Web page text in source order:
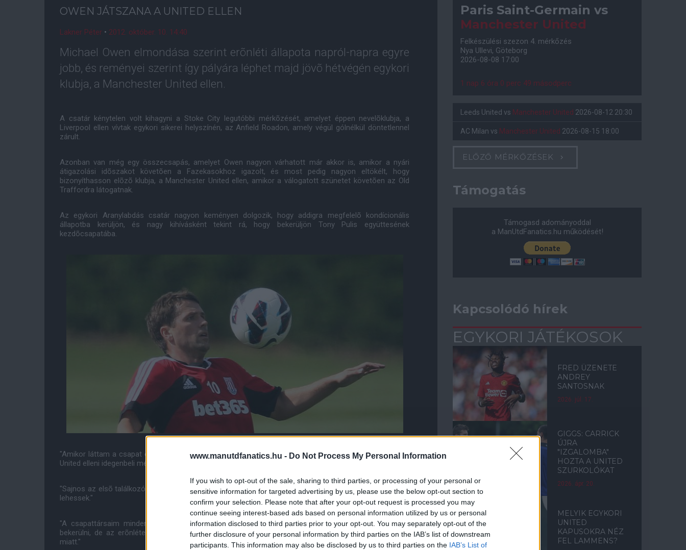
www.manutdfanatics.hu - Do Not Process My Personal Information
If you wish to opt-out of the sale, sharing to third parties, or processing of your personal or
sensitive information for targeted advertising by us, please use the below opt-out section to
confirm your selection. Please note that after your opt-out request is processed you may
continue seeing interest-based ads based on personal information utilized by us or personal
information disclosed to third parties prior to your opt-out. You may separately opt-out of the
further disclosure of your personal information by third parties on the IAB’s list of downstream
participants. This information may also be disclosed by us to third parties on the IAB’s List of
OWEN JÁTSZANA A UNITED ELLEN
Lakner Péter • 2012. október. 10. 14:40
Michael Owen elmondása szerint erõnléti állapota napról-napra egyre
jobb, és reményei szerint így pályára léphet majd jövõ hétvégén egykori
klubja, a Manchester United ellen.
A csatár kénytelen volt kihagyni a Stoke City legutóbbi mérkõzését, amelyet éppen nevelõklubja, a
Liverpool ellen vívtak egykori sikerei helyszínén, az Anfield Roadon, amely végül gólnélkül döntetlennel
zárult.
Azonban van még egy összecsapás, amelyet Owen nagyon várhatott már akkor is, amikor a nyári
átigazolási idõszakot követõen a Fazekasokhoz igazolt, és most pedig nagyon eltökélt, hogy
bizonyíthasson elõzõ klubja, a Manchester United ellen, amikor a válogatott szünetet követõen az Old
Traffordra látogatnak.
Az egykori Aranylabdás csatár nagyon keményen dolgozik, hogy addigra megfelelõ kondícionális
állapotba kerüljön, és nagy kihívásként tekint rá, hogy bekerüljön Tony Pulis együttesének
kezdõcsapatába.
"Amikor láttam a csapat októberi párosításait, már akkor kitûnt, hogy egymás után a Liverpool, illetve a
United elleni idegenbeli mérkõzések nagyon érdekesek lesznek" - kezdte Owen a Sky Sports News-nak.
"Sajnos az elsõ találkozót ki kellett hagynom, de eltökélten dolgozom azon, hogy a másodikon már ott
lehessek."
"A csapattársaim minden tõlük telhetõt megtesznek a csapatért az utóbbi idõben, úgyhogy nehéz
bekerülni, de az erõnlétem egyre jobb lesz, úgyhogy nagyon izgatott vagyok az elõttem álló kihívás
miatt."
Paris Saint-Germain vs
Manchester United
Felkészülési szezon 4. mérkőzés
Nya Ullevi, Göteborg
2026-08-08 17:00
1 nap 6 óra 0 perc 48 másodperc
Leeds United vs Manchester United 2026-08-12 20:30
AC Milan vs Manchester United 2026-08-15 18:00
ELŐZŐ MÉRKŐZÉSEK
Támogatás
Támogasd adományoddal
a ManUtdFanatics.hu működését!
Kapcsolódó hírek
EGYKORI JÁTÉKOSOK
FRED ÜZENETE
ANDREY
SANTOSNAK
2026. júl. 17.
GIGGS: CARRICK
ÚJRA
"IZGALOMBA"
HOZTA A UNITED
SZURKOLÓKAT
2026. ápr. 20.
MELYIK EGYKORI
UNITED
KAPUSOKRA NÉZ
FEL LAMMENS?